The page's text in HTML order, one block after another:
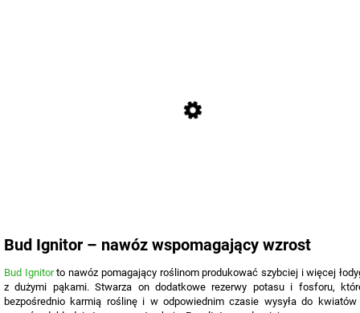
Bud Ignitor – nawóz wspomagający wzrost
Bud Ignitorto nawóz pomagający roślinom produkować szybciej i więcej
z dużymi pąkami. Stwarza on dodatkowe rezerwy potasu i fosforu,
bezpośrednio karmią roślinę i w odpowiednim czasie wysyła do